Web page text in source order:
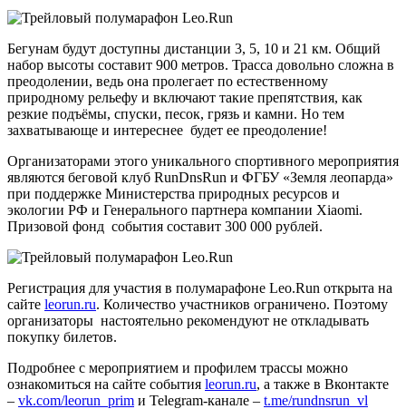
Бегунам будут доступны дистанции 3, 5, 10 и 21 км. Общий
набор высоты составит 900 метров. Трасса довольно сложна в
преодолении, ведь она пролегает по естественному
природному рельефу и включают такие препятствия, как
резкие подъёмы, спуски, песок, грязь и камни. Но тем
захватывающе и интереснее будет ее преодоление!
Организаторами этого уникального спортивного мероприятия
являются беговой клуб RunDnsRun и ФГБУ «Земля леопарда»
при поддержке Министерства природных ресурсов и
экологии РФ и Генерального партнера компании Xiaomi.
Призовой фонд события составит 300 000 рублей.
Регистрация для участия в полумарафоне Leo.Run открыта на
сайте leorun.ru. Количество участников ограничено. Поэтому
организаторы настоятельно рекомендуют не откладывать
покупку билетов.
Подробнее с мероприятием и профилем трассы можно
ознакомиться на сайте события leorun.ru, а также в Вконтакте
– vk.com/leorun_prim и Telegram-канале – t.me/rundnsrun_vl